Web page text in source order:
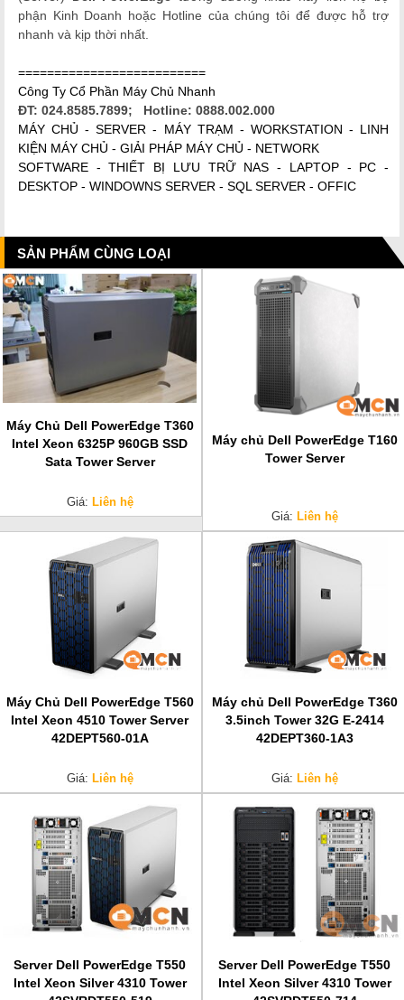
phận Kinh Doanh hoặc Hotline của chúng tôi để được hỗ trợ
nhanh và kịp thời nhất.
==========================
Công Ty Cổ Phần Máy Chủ Nhanh
ĐT: 024.8585.7899; Hotline: 0888.002.000
MÁY CHỦ - SERVER - MÁY TRẠM - WORKSTATION - LINH
KIỆN MÁY CHỦ - GIẢI PHÁP MÁY CHỦ - NETWORK
SOFTWARE - THIẾT BỊ LƯU TRỮ NAS - LAPTOP - PC -
DESKTOP - WINDOWNS SERVER - SQL SERVER - OFFIC
SẢN PHẨM CÙNG LOẠI
Máy Chủ Dell PowerEdge T360
Intel Xeon 6325P 960GB SSD
Sata Tower Server
Giá: Liên hệ
Máy chủ Dell PowerEdge T160
Tower Server
Giá: Liên hệ
Máy Chủ Dell PowerEdge T560
Intel Xeon 4510 Tower Server
42DEPT560-01A
Giá: Liên hệ
Máy chủ Dell PowerEdge T360
3.5inch Tower 32G E-2414
42DEPT360-1A3
Giá: Liên hệ
Server Dell PowerEdge T550
Intel Xeon Silver 4310 Tower
Server Dell PowerEdge T550
Intel Xeon Silver 4310 Tower